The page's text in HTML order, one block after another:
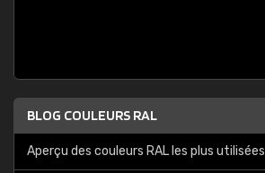
BLOG COULEURS RAL
Aperçu des couleurs RAL les plus utilisées